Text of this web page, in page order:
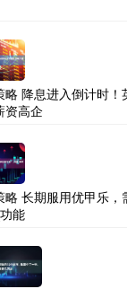
略 降息进入倒计时
资高企
略 长期服用优甲乐
能